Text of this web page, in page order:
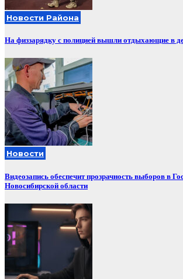
Новости Района
На физзарядку с полицией вышли отдыхающие в
Новости
Видеозапись обеспечит прозрачность выборов в
Новосибирской области